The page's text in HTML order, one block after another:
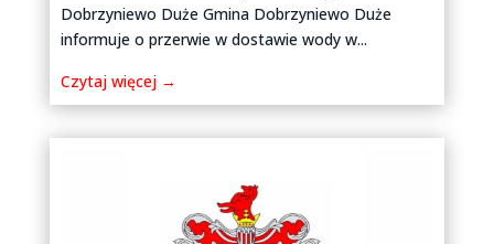
Dobrzyniewo Duże Gmina Dobrzyniewo Duże
informuje o przerwie w dostawie wody w...
Czytaj więcej →